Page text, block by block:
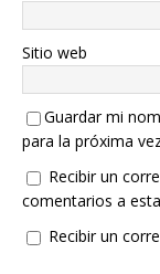
Sitio web
Guardar mi
para la próxima
Recibir un
comentarios a
Recibir un